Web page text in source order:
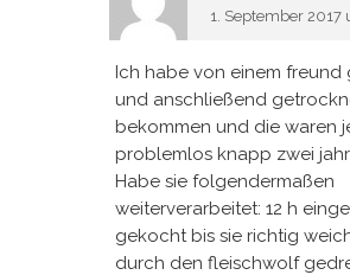
1. September 2017
Ich habe von einem freund
und anschließend
bekommen und die waren
problemlos knapp zwei
Habe sie folgendermaßen
weiterverarbeitet: 12 h
gekocht bis sie richtig
durch den fleischwolf